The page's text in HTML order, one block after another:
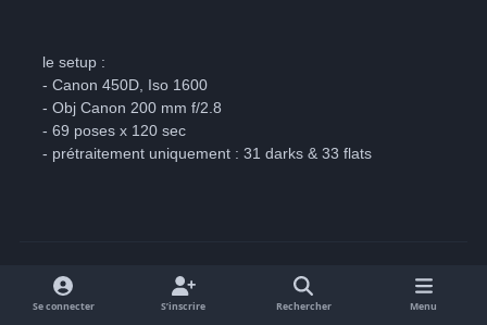
le setup :
- Canon 450D, Iso 1600
- Obj Canon 200 mm f/2.8
- 69 poses x 120 sec
- prétraitement uniquement : 31 darks & 33 flats
Se connecter S’inscrire Rechercher Menu